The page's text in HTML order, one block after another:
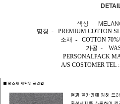
색상 -
명칭 - PREMIUM COTTON
소재 - COTTON 70%
가공 -
PERSONALPACK
A/S COSTOMER TEL